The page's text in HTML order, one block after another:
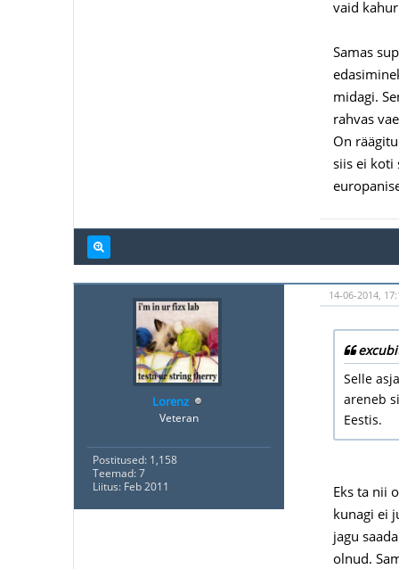
vaid
Samas
midagi.
rahvas
On
siis ei koti
Lorenz
Veteran
Postitused: 1,158
Teemad: 7
Liitus: Feb 2011
14-06-2014,
Selle
areneb
Eestis.
Eks ta nii
kunagi ei
jagu
olnud.